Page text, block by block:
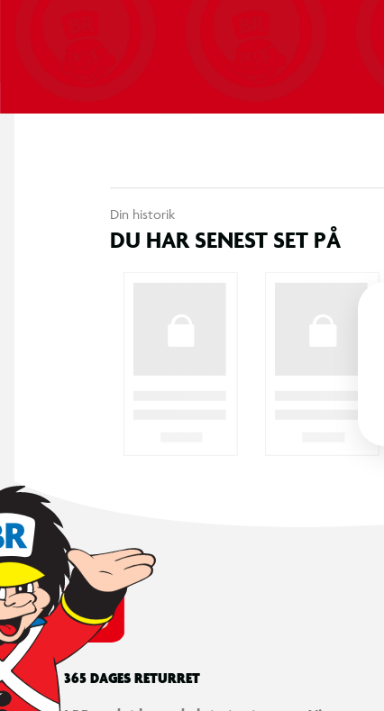
Din historik
DU HAR SENEST SET PÅ
365 DAGES RETURRET